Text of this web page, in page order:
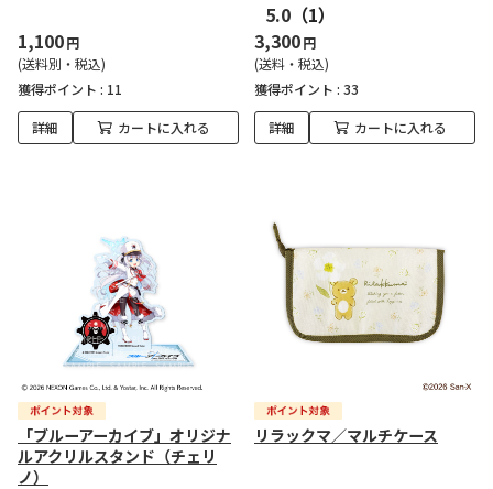
1,100円
(送料別・税込)
獲得ポイント : 11
詳細 カートに入れる
5.0 （1）
3,300円
(送料・税込)
獲得ポイント : 33
詳細 カートに入れる
「ブルーアーカイブ」オリジナ
ルアクリルスタンド（チェリ
ノ）
リラックマ／マルチケース